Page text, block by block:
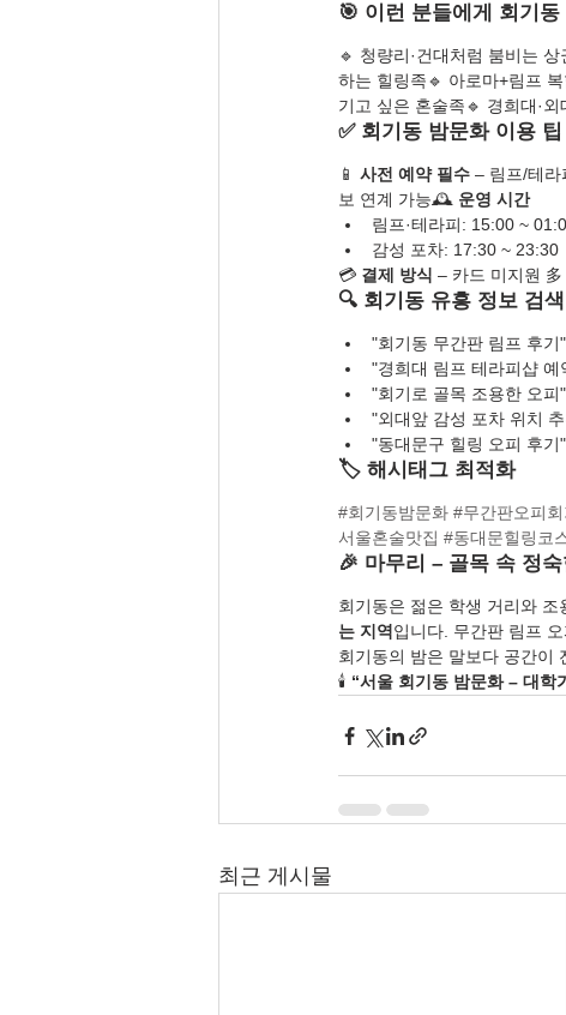
🎯 이런 분들에게 회기
🔹 청량리·건대처럼 붐비는
하는 힐링족🔹 아로마+림프
기고 싶은 혼술족🔹 경희대·
✅ 회기동 밤문화 이용 팁
📱 사전 예약 필수 – 림프/테라
보 연계 가능🕰️ 운영 시간
림프·테라피: 15:00 ~
감성 포차: 17:30 ~ 23:30
💳 결제 방식 – 카드 미지원
🔍 회기동 유흥 정보 검
"회기동 무간판 림프 후기"
"경희대 림프 테라피샵 예
"회기로 골목 조용한 오피"
"외대앞 감성 포차 위치
"동대문구 힐링 오피 후기"
🏷️ 해시태그 최적화
#회기동밤문화 #무간판오피회
서울혼술맛집 #동대문힐링코
🎉 마무리 – 골목 속 정
회기동은 젊은 학생 거리와
는 지역 입니다. 무간판 림프
회기동의 밤은 말보다 공간이
🕯️ “서울 회기동 밤문화 – 대학
최근 게시물